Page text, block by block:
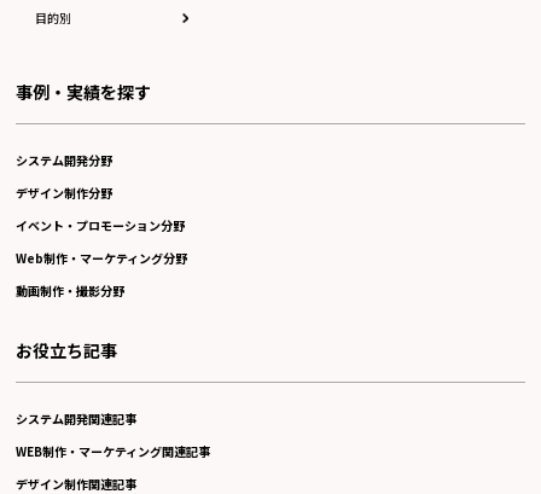
目的別
事例・実績を探す
システム開発分野
デザイン制作分野
イベント・プロモーション分野
Web制作・マーケティング分野
動画制作・撮影分野
お役立ち記事
システム開発関連記事
WEB制作・マーケティング関連記事
デザイン制作関連記事